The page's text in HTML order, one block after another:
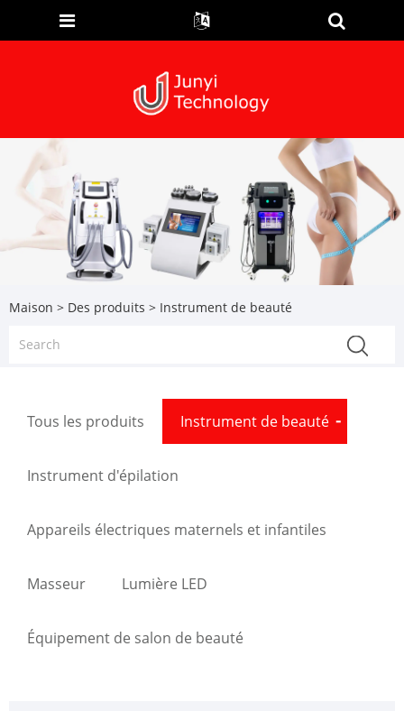
Maison > Des produits > Instrument de beauté
Tous les produits Instrument de beauté
Instrument d'épilation
Appareils électriques maternels et infantiles
Masseur Lumière LED
Équipement de salon de beauté